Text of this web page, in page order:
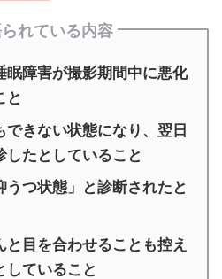
れている内容
眠障害が撮影期間中に悪化
と
きない状態になり、翌日
したとしていること
うつ状態」と診断されたと
と目を合わせることも控え
していること